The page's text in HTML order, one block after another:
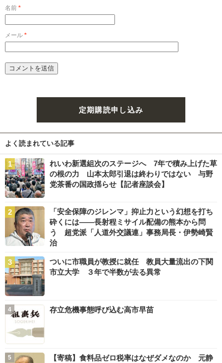
名前 *
メール *
定期購読申し込み
よく読まれている記事
れいわ新選組次のステージへ 7年で積み上げた草
の根の力 山本太郎引退は終わりではない 与野
党茶番の国政揺らせ【記者座談会】
「安全保障のジレンマ」抑止力という幻想を打ち
砕くには――長射程ミサイル配備の熊本から問
う 超党派「人道外交議連」事務局長・伊勢崎賢
治
ついに市職員が教授に就任 教員大量流出の下関
市立大学 ３年で半数が去る異常
存立危機事態呼び込む高市早苗
【寄稿】食料品ゼロ税率はなぜダメなのか 元静